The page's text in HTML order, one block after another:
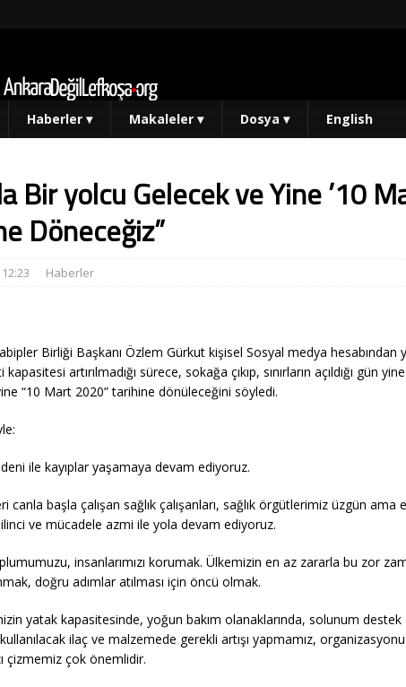
Haberler ▾ Makaleler ▾ Dosya ▾ English
Bir yolcu Gelecek ve Yine ’10
Döneceğiz”
Haberler
Birliği Başkanı Özlem Gürkut kişisel Sosyal medya hesabından
artırılmadığı sürece, sokağa çıkıp, sınırların açıldığı gün
“10 Mart 2020” tarihine dönüleceğini söyledi.
ile kayıplar yaşamaya devam ediyoruz.
canla başla çalışan sağlık çalışanları, sağlık örgütlerimiz üzgün ama
ve mücadele azmi ile yola devam ediyoruz.
insanlarımızı korumak. Ülkemizin en az zararla bu zor
doğru adımlar atılması için öncü olmak.
yatak kapasitesinde, yoğun bakım olanaklarında, solunum destek
kullanılacak ilaç ve malzemede gerekli artışı yapmamız,
çizmemiz çok önemlidir.